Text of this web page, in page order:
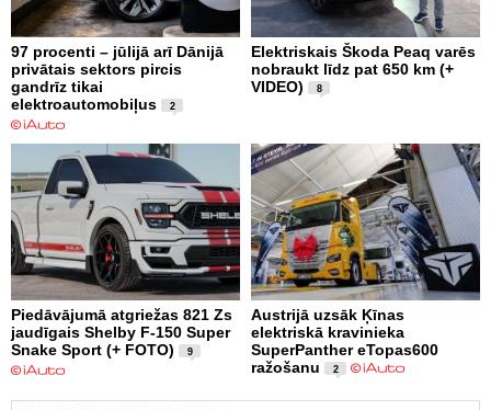
97 procenti – jūlijā arī Dānijā
privātais sektors pircis
gandrīz tikai
elektroautomobiļus
2
Elektriskais Škoda Peaq varēs
nobraukt līdz pat 650 km (+
VIDEO)
8
Piedāvājumā atgriežas 821 Zs
jaudīgais Shelby F-150 Super
Snake Sport (+ FOTO)
9
Austrijā uzsāk Ķīnas
elektriskā kravinieka
SuperPanther eTopas600
ražošanu
2